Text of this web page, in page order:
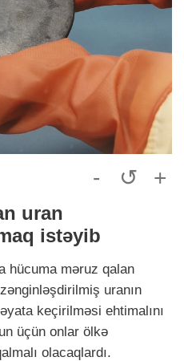
- ↺ +
uran
istəyib
hücuma məruz qalan
uranın
keçirilməsi ehtimalını
üçün onlar ölkə
olacaqlardı.